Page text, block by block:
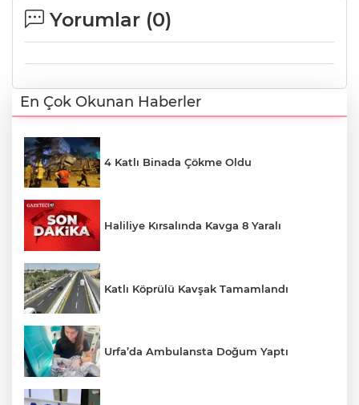
Yorumlar (0)
En Çok Okunan Haberler
4 Katlı Binada Çökme Oldu
Haliliye Kırsalında Kavga 8 Yaralı
Katlı Köprülü Kavşak Tamamlandı
Urfa’da Ambulansta Doğum Yaptı